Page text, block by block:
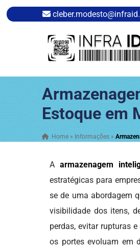
Estoque em
Home » Informações »
A armazenagem
estratégicas para
se de uma abordagem
visibilidade dos itens,
perdas, evitar rupturas
os portes evoluam em